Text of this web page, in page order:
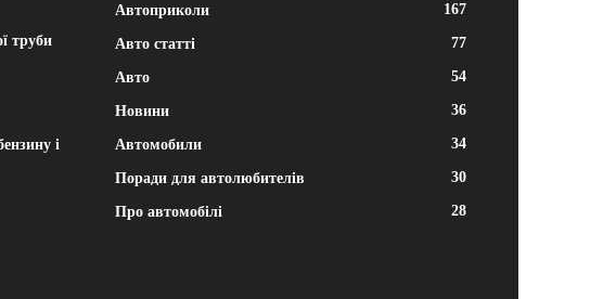
труби
і
Автоприколи 167
Авто статті 77
Авто 54
Новини 36
Автомобили 34
Поради для автолюбителів 30
Про автомобілі 28